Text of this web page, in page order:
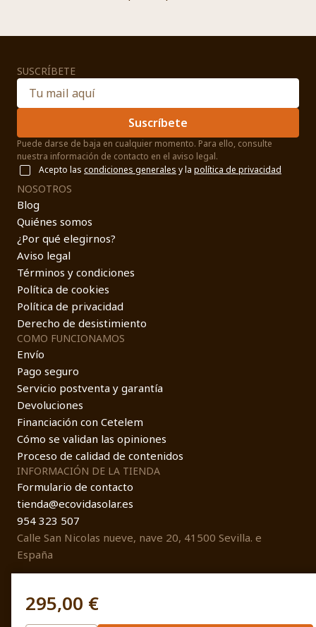
295,00 €
SUSCRÍBETE
Suscríbete
Puede darse de baja en cualquier momento. Para ello, consulte
nuestra información de contacto en el aviso legal.
Acepto las condiciones generales y la política de privacidad
NOSOTROS
Blog
Quiénes somos
¿Por qué elegirnos?
Aviso legal
Términos y condiciones
Política de cookies
Política de privacidad
Derecho de desistimiento
COMO FUNCIONAMOS
Envío
Pago seguro
Servicio postventa y garantía
Devoluciones
Financiación con Cetelem
Cómo se validan las opiniones
Proceso de calidad de contenidos
INFORMACIÓN DE LA TIENDA
Formulario de contacto
tienda@ecovidasolar.es
954 323 507
Calle San Nicolas nueve, nave 20, 41500 Sevilla. e
España
© EcovidaSolar 2026